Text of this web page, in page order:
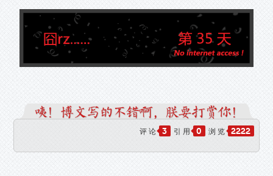
评 论 3 引 用 0 浏 览 2222